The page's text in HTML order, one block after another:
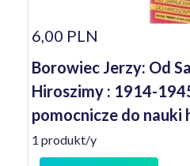
6,00 PLN
Borowiec Jerzy: Od
Hiroszimy : 1914-
pomocnicze do nauki
1 produkt/y